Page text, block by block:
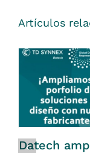
Artículos
Datech